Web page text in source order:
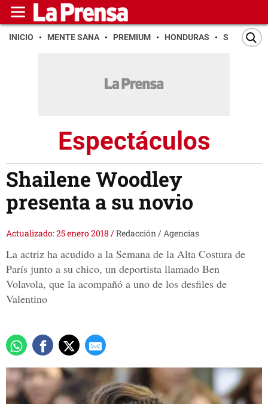
INICIO MENTE SANA PREMIUM HONDURAS SAN PEDRO
Espectáculos
Shailene Woodley
presenta a su novio
Actualizado: 25 enero 2018 /Redacción / Agencias
La actriz ha acudido a la Semana de la Alta Costura de
París junto a su chico, un deportista llamado Ben
Volavola, que la acompañó a uno de los desfiles de
Valentino